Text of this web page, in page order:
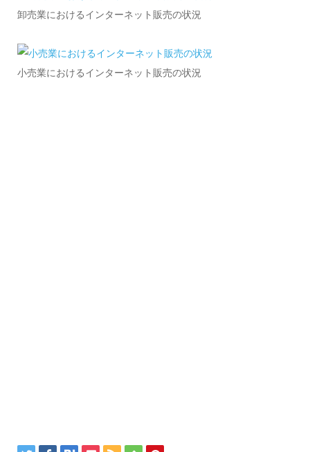
卸売業におけるインターネット販売の状況
小売業におけるインターネット販売の状況